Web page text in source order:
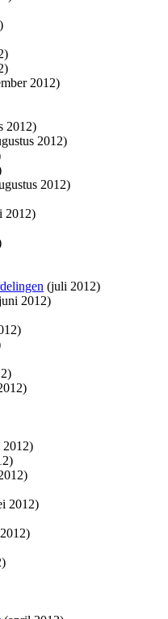
2012)
2012)
2012)
2012)
2012)
(juli 2012)
2012)
2012)
2012)